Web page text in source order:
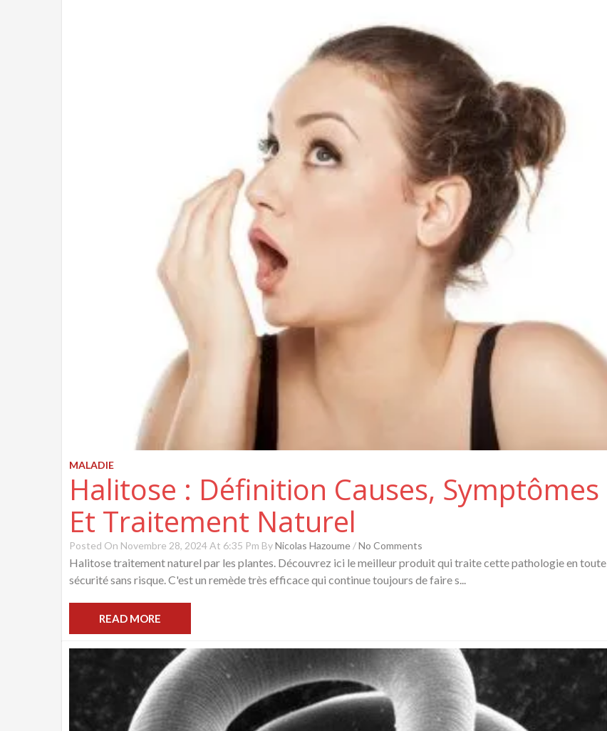
MALADIE
Halitose : Définition Causes, Symptômes
Et Traitement Naturel
Posted On Novembre 28, 2024 At 6:35 Pm ByNicolas Hazoume /No Comments
Halitose traitement naturel par les plantes. Découvrez ici le meilleur produit qui traite cette pathologie en toute
sécurité sans risque. C'est un remède très efficace qui continue toujours de faire s...
READ MORE